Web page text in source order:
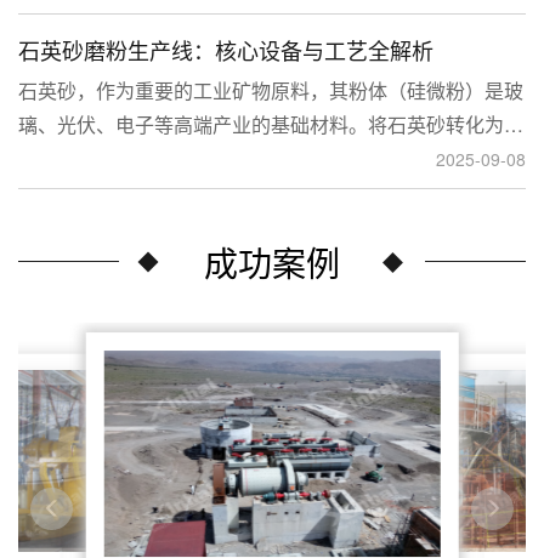
裹金或与特定矿物共生的金流失到尾矿中，造成了巨大的经
济损失。
石英砂磨粉生产线：核心设备与工艺全解析
石英砂，作为重要的工业矿物原料，其粉体（硅微粉）是玻
璃、光伏、电子等高端产业的基础材料。将石英砂转化为高
附加值的粉体，离不开一套专业的石英砂磨粉成套设备。本
文将从设备、工艺到应用，为您全面解析这条生产线。
2025-09-08
成功案例